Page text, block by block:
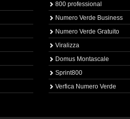
800 professional
Numero Verde Business
Numero Verde Gratuito
Viralizza
Domus Montascale
Sprint800
Verfica Numero Verde